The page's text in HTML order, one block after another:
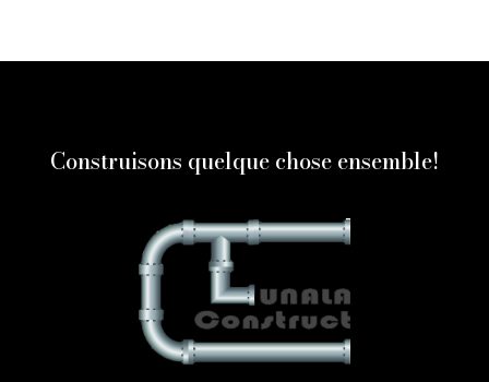
Construisons quelque chose ensemble!